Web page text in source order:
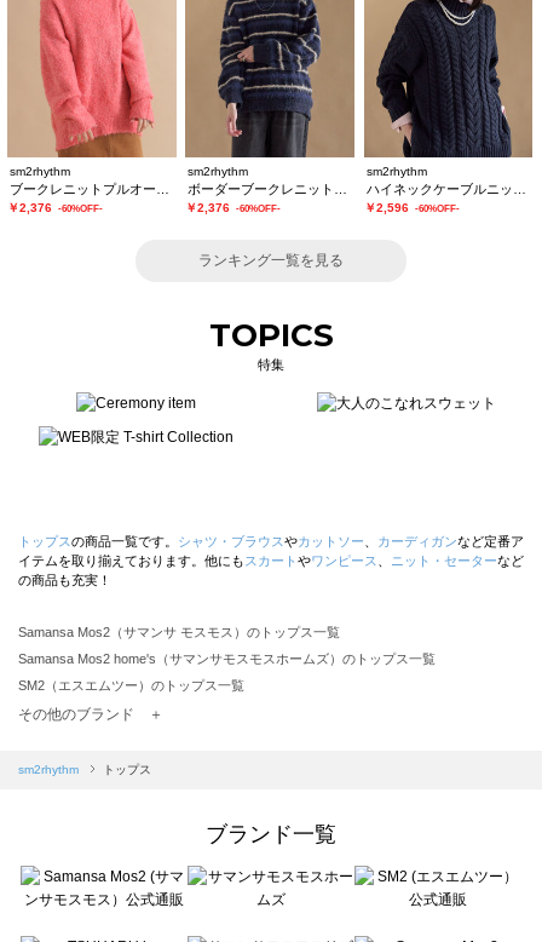
sm2rhythm
￥2,376 -60%OFF-
sm2rhythm
￥2,376 -60%OFF-
sm2rhythm
￥2,596 -60%OFF-
ランキング一覧を見る
TOPICS
特集
トップスの商品一覧です。 シャツ・ブラウスやカットソー カーディガンなど定番ア
イテムを取り揃えております。他にも スカート やワンピース ニット・セーターなど
の商品も充実！
Samansa Mos2（サマンサ モスモス）のトップス一覧
Samansa Mos2 home's（サマンサモスモスホームズ）のトップス一覧
SM2（エスエムツー）のトップス一覧
TSUHARU by Samansa Mos2（ツハルバイサマンサモスモス）のトップス一覧
Samansa Mos2 blue（サマンサモスモス ブルー）のトップス一覧
sō4ū（ソウフォーユー）のトップス一覧
Te chichi（テチチ）のトップス一覧
Te chichi CLASSIC（テチチ クラシック）のトップス一覧
その他のブランド ＋
sm2rhythm トップス
ブランド一覧